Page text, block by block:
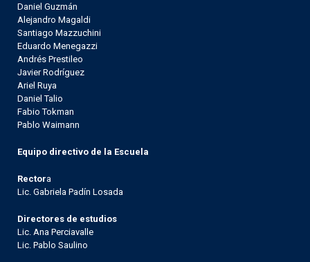
Daniel Guzmán
Alejandro Magaldi
Santiago Mazzuchini
Eduardo Menegazzi
Andrés Prestileo
Javier Rodríguez
Ariel Ruya
Daniel Talio
Fabio Tokman
Pablo Waimann
Equipo directivo de la Escuela
Rectora
Lic. Gabriela Padín Losada
Directores de estudios
Lic. Ana Perciavalle
Lic. Pablo Saulino